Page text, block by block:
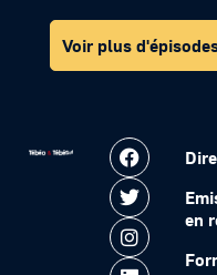
Voir plus
en